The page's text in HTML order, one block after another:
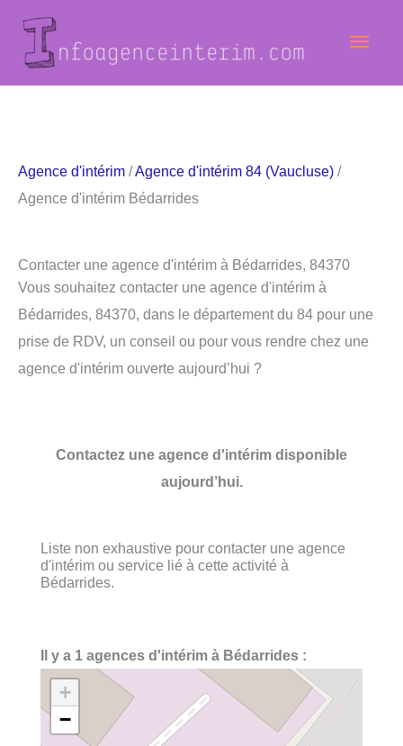
contenu
Agence d'intérim /Agence d'intérim 84 (Vaucluse) /
Agence d'intérim Bédarrides
Contacter une agence d'intérim à Bédarrides, 84370
Vous souhaitez contacter une agence d'intérim à
Bédarrides, 84370, dans le département du 84 pour une
prise de RDV, un conseil ou pour vous rendre chez une
agence d'intérim ouverte aujourd’hui ?
Contactez une agence d'intérim disponible
aujourd’hui.
Liste non exhaustive pour contacter une agence
d'intérim ou service lié à cette activité à
Bédarrides.
Il y a 1 agences d'intérim à Bédarrides :
+
−